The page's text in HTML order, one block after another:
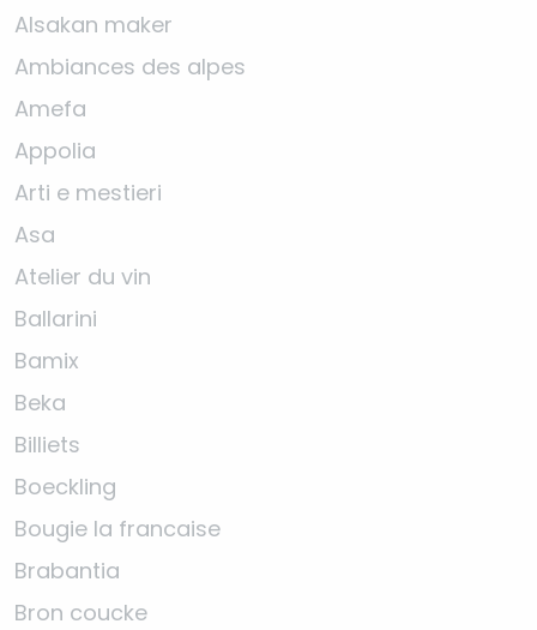
Alsakan maker
Ambiances des alpes
Amefa
Appolia
Arti e mestieri
Asa
Atelier du vin
Ballarini
Bamix
Beka
Billiets
Boeckling
Bougie la francaise
Brabantia
Bron coucke